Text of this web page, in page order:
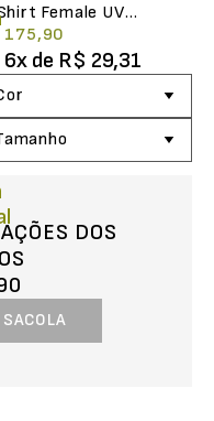
Female UV
175,90
6x de R$ 29,31
DOS